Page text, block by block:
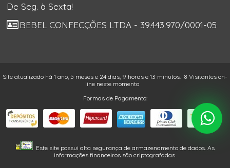
De Seg. à Sexta!
BEBEL CONFECÇÕES LTDA - 39.443.970/0001-05
Site atualizado há 1 ano, 5 meses e 24 dias, 9 horas e 13 minutos. 8 Visitantes on-
line neste momento
Formas de Pagamento:
Este site possui alta segurança de armazenamento de dados. As
informações financeiros são criptografadas.